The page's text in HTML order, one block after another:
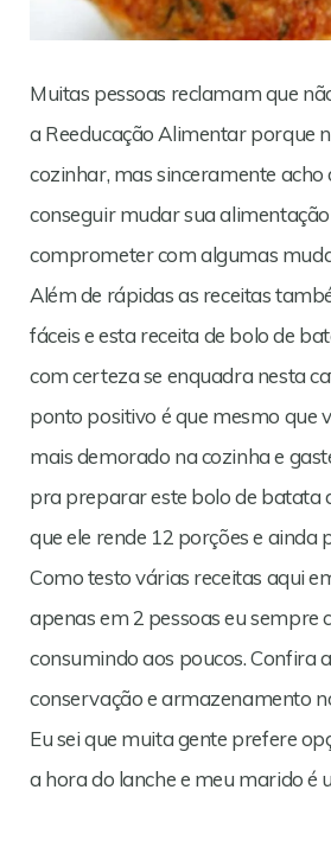
Muitas pessoas reclamam que
a Reeducação Alimentar porque
cozinhar, mas sinceramente acho
conseguir mudar sua alimentação
comprometer com algumas
Além de rápidas as receitas
fáceis e esta receita de bolo de
com certeza se enquadra nesta
ponto positivo é que mesmo que
mais demorado na cozinha e
pra preparar este bolo de batata
que ele rende 12 porções e ainda
Como testo várias receitas aqui
apenas em 2 pessoas eu sempre
consumindo aos poucos. Confira
conservação e armazenamento
Eu sei que muita gente prefere
a hora do lanche e meu marido é